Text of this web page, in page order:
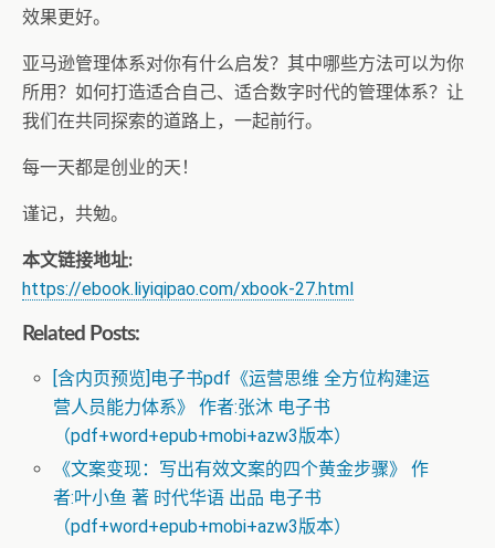
效果更好。
亚马逊管理体系对你有什么启发？其中哪些方法可以为你
所用？如何打造适合自己、适合数字时代的管理体系？让
我们在共同探索的道路上，一起前行。
每一天都是创业的天！
谨记，共勉。
本文链接地址:
https://ebook.liyiqipao.com/xbook-27.html
Related Posts:
[含内页预览]电子书pdf《运营思维 全方位构建运
营人员能力体系》 作者:张沐 电子书
（pdf+word+epub+mobi+azw3版本）
《文案变现：写出有效文案的四个黄金步骤》 作
者:叶小鱼 著 时代华语 出品 电子书
（pdf+word+epub+mobi+azw3版本）